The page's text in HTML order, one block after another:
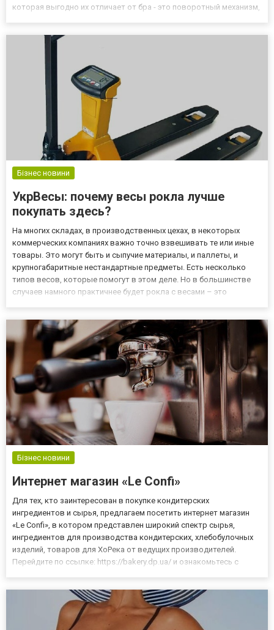
которая выгодно их отличает от бра - это поворотный механизм,
Бізнес новини
УкрВесы: почему весы рокла лучше
покупать здесь?
На многих складах, в производственных цехах, в некоторых
коммерческих компаниях важно точно взвешивать те или иные
товары. Это могут быть и сыпучие материалы, и паллеты, и
крупногабаритные нестандартные предметы. Есть несколько
типов весов, которые помогут в этом деле. Но в большинстве
случаев намного практичнее будет рокла с весами – это
Бізнес новини
Интернет магазин «Le Confi»
Для тех, кто заинтересован в покупке кондитерских
ингредиентов и сырья, предлагаем посетить интернет магазин
«Le Confi», в котором представлен широкий спектр сырья,
ингредиентов для производства кондитерских, хлебобулочных
изделий, товаров для ХоРека от ведущих производителей.
Перейдите по ссылке: https://bakery.dp.ua/ и ознакомьтесь с
Специализирован...